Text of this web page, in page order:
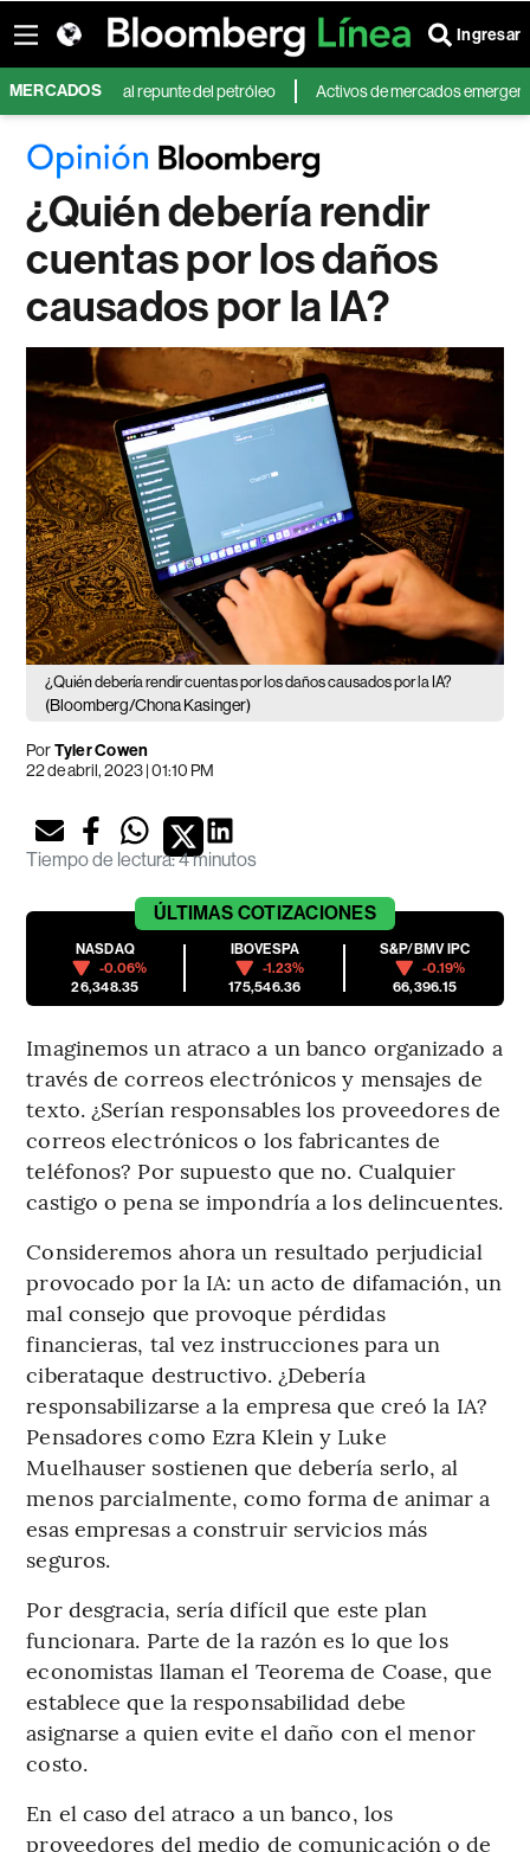
Ingresar
MERCADOS
Oriente y al repunte del petróleo Activos de mercados emergentes
¿Quién debería rendir
cuentas por los daños
causados por la IA?
¿Quién debería rendir cuentas por los daños causados por la IA?
(Bloomberg/Chona Kasinger)
PorTyler Cowen
22 de abril, 2023 | 01:10 PM
Tiempo de lectura:4 minutos
ÚLTIMAS COTIZACIONES
NASDAQ
-0.06%
26,348.35
IBOVESPA
-1.23%
175,546.36
S&P/BMV IPC
-0.19%
66,396.15
Imaginemos un atraco a un banco organizado a
través de correos electrónicos y mensajes de
texto. ¿Serían responsables los proveedores de
correos electrónicos o los fabricantes de
teléfonos? Por supuesto que no. Cualquier
castigo o pena se impondría a los delincuentes.
Consideremos ahora un resultado perjudicial
provocado por la IA: un acto de difamación, un
mal consejo que provoque pérdidas
financieras, tal vez instrucciones para un
ciberataque destructivo. ¿Debería
responsabilizarse a la empresa que creó la IA?
Pensadores como Ezra Klein y Luke
Muelhauser sostienen que debería serlo, al
menos parcialmente, como forma de animar a
esas empresas a construir servicios más
seguros.
Por desgracia, sería difícil que este plan
funcionara. Parte de la razón es lo que los
economistas llaman el Teorema de Coase, que
establece que la responsabilidad debe
asignarse a quien evite el daño con el menor
costo.
En el caso del atraco a un banco, los
proveedores del medio de comunicación o de